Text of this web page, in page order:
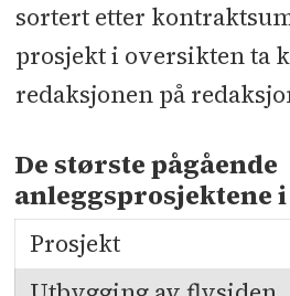
sortert etter
prosjekt i oversikten ta
redaksjonen på
De største pågående
anleggsprosjektene
Prosjekt